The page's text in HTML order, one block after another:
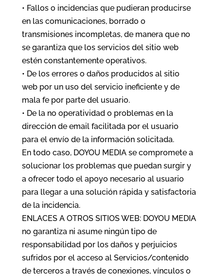
• Fallos o incidencias que pudieran producirse
en las comunicaciones, borrado o
transmisiones incompletas, de manera que no
se garantiza que los servicios del sitio web
estén constantemente operativos.
• De los errores o daños producidos al sitio
web por un uso del servicio ineficiente y de
mala fe por parte del usuario.
• De la no operatividad o problemas en la
dirección de email facilitada por el usuario
para el envío de la información solicitada.
En todo caso, DOYOU MEDIA se compromete a
solucionar los problemas que puedan surgir y
a ofrecer todo el apoyo necesario al usuario
para llegar a una solución rápida y satisfactoria
de la incidencia.
ENLACES A OTROS SITIOS WEB: DOYOU MEDIA
no garantiza ni asume ningún tipo de
responsabilidad por los daños y perjuicios
sufridos por el acceso al Servicios/contenido
de terceros a través de conexiones, vínculos o